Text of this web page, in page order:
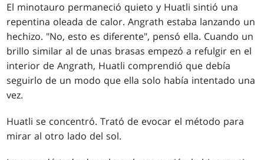
El minotauro permaneció quieto y Huatli sintió una
repentina oleada de calor. Angrath estaba lanzando un
hechizo. "No, esto es diferente", pensó ella. Cuando un
brillo similar al de unas brasas empezó a refulgir en el
interior de Angrath, Huatli comprendió que debía
seguirlo de un modo que ella solo había intentado una
vez.
Huatli se concentró. Trató de evocar el método para
mirar al otro lado del sol.